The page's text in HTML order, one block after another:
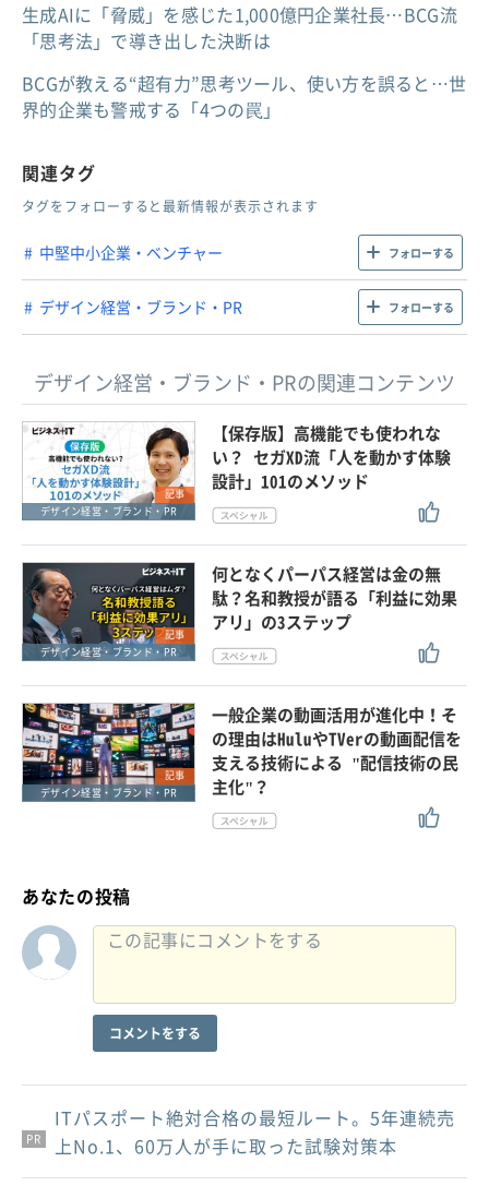
生成AIに「脅威」を感じた1,000億円企業社長…BCG流
「思考法」で導き出した決断は
BCGが教える“超有力”思考ツール、使い方を誤ると…世
界的企業も警戒する「4つの罠」
関連タグ
タグをフォローすると最新情報が表示されます
中堅中小企業・ベンチャー フォローする
デザイン経営・ブランド・PR フォローする
デザイン経営・ブランド・PRの関連コンテンツ
記事
デザイン経営・ブランド・PR
【保存版】高機能でも使われな
い？ セガXD流「人を動かす体験
設計」101のメソッド
記事
デザイン経営・ブランド・PR
何となくパーパス経営は金の無
駄？名和教授が語る「利益に効果
アリ」の3ステップ
記事
デザイン経営・ブランド・PR
一般企業の動画活用が進化中！そ
の理由はHuluやTVerの動画配信を
支える技術による "配信技術の民
主化"？
あなたの投稿
コメントをする
PR
PR
PR
ITパスポート絶対合格の最短ルート。5年連続売
上No.1、60万人が手に取った試験対策本